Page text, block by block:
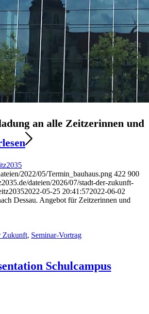
an alle Zeitzerinnen und
2022/05/Termin_bauhaus.png 422 900
dateien/2026/07/stadt-der-zukunft-
2022-05-25 20:41:572022-06-02
Dessau. Angebot für Zeitzerinnen und
Zukunft, Seminar-Vortrag
Schulcampus